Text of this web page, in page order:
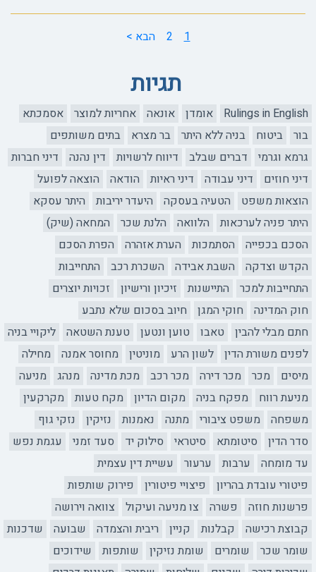
1
2 הבא >
תגיות
Rulings in English אומדן אונאה אחריות למוצר
אסמכתא
בור
ביטוח בניה ללא היתר בר מצרא
בתים משותפים
גרמא וגרמי
דברים שבלב דיווח לרשויות דין נהנה
דיני חברות
דיני חוזים
דיני עבודה דיני ראיות הודאה
הוצאה לפועל
הוצאות משפט
הטעיה בעסקה היעדר יריבות
היתר עסקא
היתר פניה לערכאות
הלוואה הלנת שכר
המחאה (שיק)
הסכם בכפייה
הסתמכות הערת אזהרה
הפרת הסכם
הקדש וצדקה
השבת אבידה השכרת רכב
התחייבות
התחייבות למכר
התיישנות זיכיון ורישיון
זכויות יוצרים
חוק המדינה
חוקי המגן
חיוב בסכום שלא נתבע
חתם מבלי להבין
טאבו טוען ונטען טענת השטאה
ליקויי בניה
לפנים משורת הדין
לשון הרע מוניטין מחוסר אמנה
מחילה
מיסים
מכר מכר דירה מכר רכב מכת מדינה מנהג
מניעה
מניעת רווח
מפקח בניה מקום הדיון מקח טעות
מקרקעין
משפחה
משפט ציבורי מתנה נאמנות נזיקין
נזקי גוף
סדר הדין
סיטומתא סיטראי סילוק יד סעד זמני
עגמת נפש
עד מומחה
ערבות ערעור
עשיית דין עצמית
פיטורי עובדת בהריון
פיצויי פיטורין
פירוק שותפות
פרשנות חוזה
פשרה צו מניעה ועיקול
צוואה וירושה
קבוצת רכישה
קבלנות קניין ריבית והצמדה שבועה
שדכנות
שומר שכר
שומרים שומת נזיקין שותפות
שידוכים